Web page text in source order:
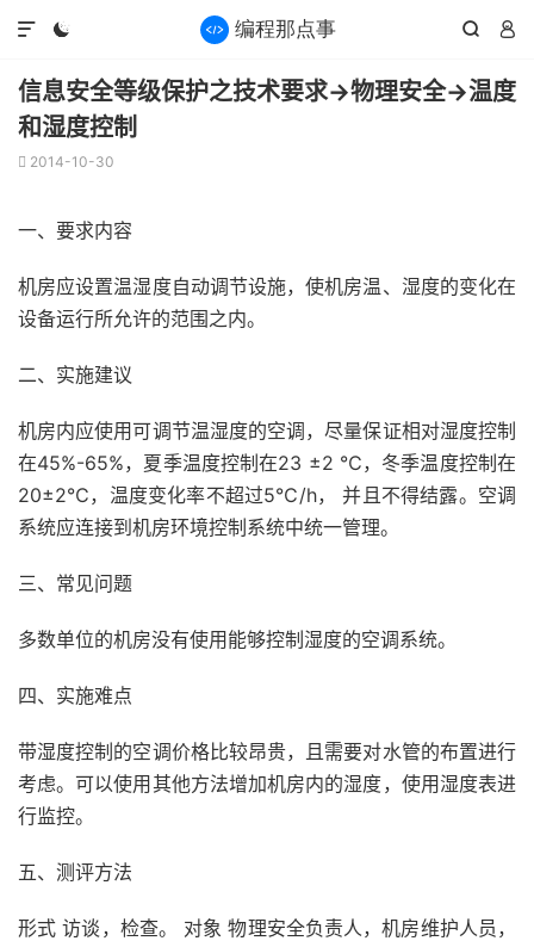
  

信息安全等级保护之技术要求→物理安全→温度
和湿度控制
 2014-10-30
一、要求内容
机房应设置温湿度自动调节设施，使机房温、湿度的变化在
设备运行所允许的范围之内。
二、实施建议
机房内应使用可调节温湿度的空调，尽量保证相对湿度控制
在45%-65%，夏季温度控制在23 ±2 ℃，冬季温度控制在
20±2℃，温度变化率不超过5℃/h， 并且不得结露。空调
系统应连接到机房环境控制系统中统一管理。
三、常见问题
多数单位的机房没有使用能够控制湿度的空调系统。
四、实施难点
带湿度控制的空调价格比较昂贵，且需要对水管的布置进行
考虑。可以使用其他方法增加机房内的湿度，使用湿度表进
行监控。
五、测评方法
形式 访谈，检查。 对象 物理安全负责人，机房维护人员，